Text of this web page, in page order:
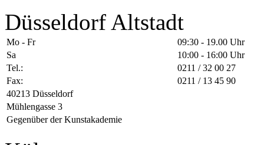
Düsseldorf Altstadt
Mo - Fr
09:30 - 19.00 Uhr
Sa
10:00 - 16:00 Uhr
Tel.:
0211 / 32 00 27
Fax:
0211 / 13 45 90
40213 Düsseldorf
Mühlengasse 3
Gegenüber der Kunstakademie